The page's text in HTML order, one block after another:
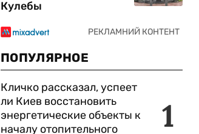
Кулебы
ПОПУЛЯРНОЕ
1
Кличко рассказал, успеет
ли Киев восстановить
энергетические объекты к
началу отопительного